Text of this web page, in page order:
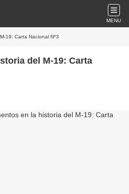
MENU
19: Carta Nacional Nº3
del M-19: Carta